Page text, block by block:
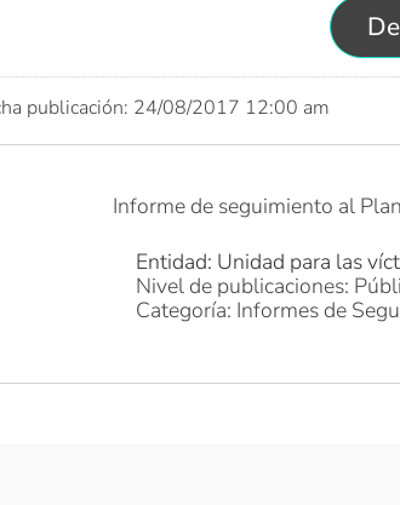
publicación: 24/08/2017 12:00 am
Informe de seguimiento al
Entidad: Unidad para las
Nivel de publicaciones:
Categoría: Informes de